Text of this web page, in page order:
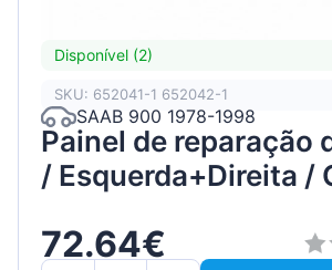
Disponível (2)
SKU: 652041-1 652042-1
SAAB 900 1978-1998
Painel de reparação
/ Esquerda+Direita /
72.64€